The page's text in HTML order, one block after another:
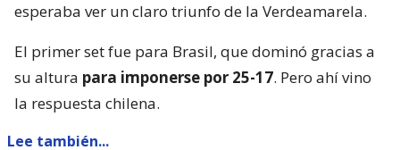
esperaba ver un claro triunfo de la Verdeamarela.
El primer set fue para Brasil, que dominó gracias a
su altura para imponerse por 25-17. Pero ahí vino
la respuesta chilena.
Lee también...